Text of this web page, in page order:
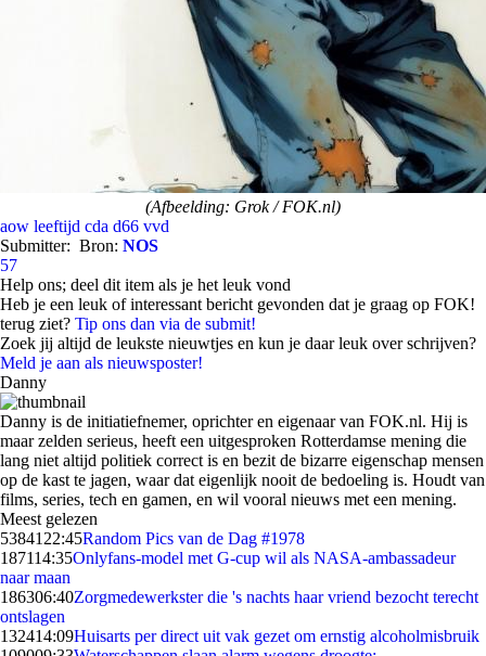
(Afbeelding: Grok / FOK.nl)
aow leeftijd cda d66 vvd
Submitter: Bron: NOS
57
Help ons; deel dit item als je het leuk vond
Heb je een leuk of interessant bericht gevonden dat je graag op FOK!
terug ziet? Tip ons dan via de submit!
Zoek jij altijd de leukste nieuwtjes en kun je daar leuk over schrijven?
Meld je aan als nieuwsposter!
Danny
Danny is de initiatiefnemer, oprichter en eigenaar van FOK.nl. Hij is
maar zelden serieus, heeft een uitgesproken Rotterdamse mening die
lang niet altijd politiek correct is en bezit de bizarre eigenschap mensen
op de kast te jagen, waar dat eigenlijk nooit de bedoeling is. Houdt van
films, series, tech en gamen, en wil vooral nieuws met een mening.
Meest gelezen
53841 22:45Random Pics van de Dag #1978
187114:35Onlyfans-model met G-cup wil als NASA-ambassadeur
naar maan
186306:40Zorgmedewerkster die 's nachts haar vriend bezocht terecht
ontslagen
132414:09Huisarts per direct uit vak gezet om ernstig alcoholmisbruik